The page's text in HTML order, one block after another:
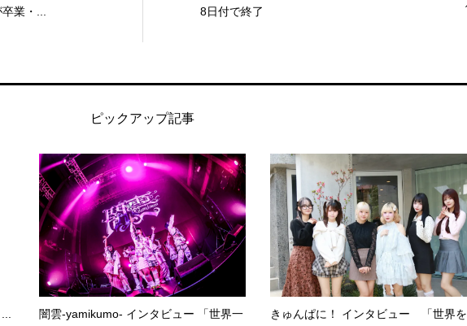
業・...
8日付で終了
ピックアップ記事
闇雲-yamikumo- インタビュー 「世界一
きゅんぱに！ インタビュー 「世界を